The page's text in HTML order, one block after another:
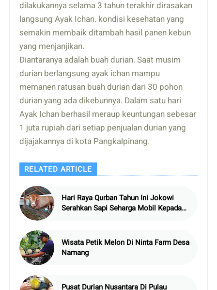
dilakukannya selama 3 tahun terakhir dirasakan
langsung Ayak Ichan. kondisi kesehatan yang
semakin membaik ditambah hasil panen kebun
yang menjanjikan.
Diantaranya adalah buah durian. Saat musim
durian berlangsung ayak ichan mampu
memanen ratusan buah durian dari 30 pohon
durian yang ada dikebunnya. Dalam satu hari
Ayak Ichan berhasil meraup keuntungan sebesar
1 juta rupiah dari setiap penjualan durian yang
dijajakannya di kota Pangkalpinang.
RELATED ARTICLE
Hari Raya Qurban Tahun Ini Jokowi
Serahkan Sapi Seharga Mobil Kepada
Wisata Petik Melon Di Ninta Farm Desa
Namang
Pusat Durian Nusantara Di Pulau